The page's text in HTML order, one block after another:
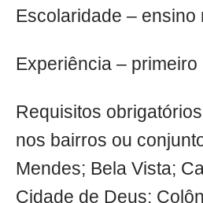
Escolaridade – ensino
Experiência – primeiro
Requisitos
nos bairros ou
Mendes; Bela Vista;
Cidade de Deus;